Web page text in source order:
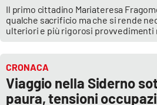
Il primo cittadino Mariateresa
qualche sacrificio ma che si rende
ulteriori e più rigorosi
CRONACA
Viaggio nella Siderno
paura, tensioni